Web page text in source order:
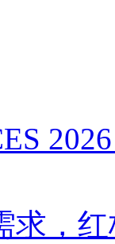
求，